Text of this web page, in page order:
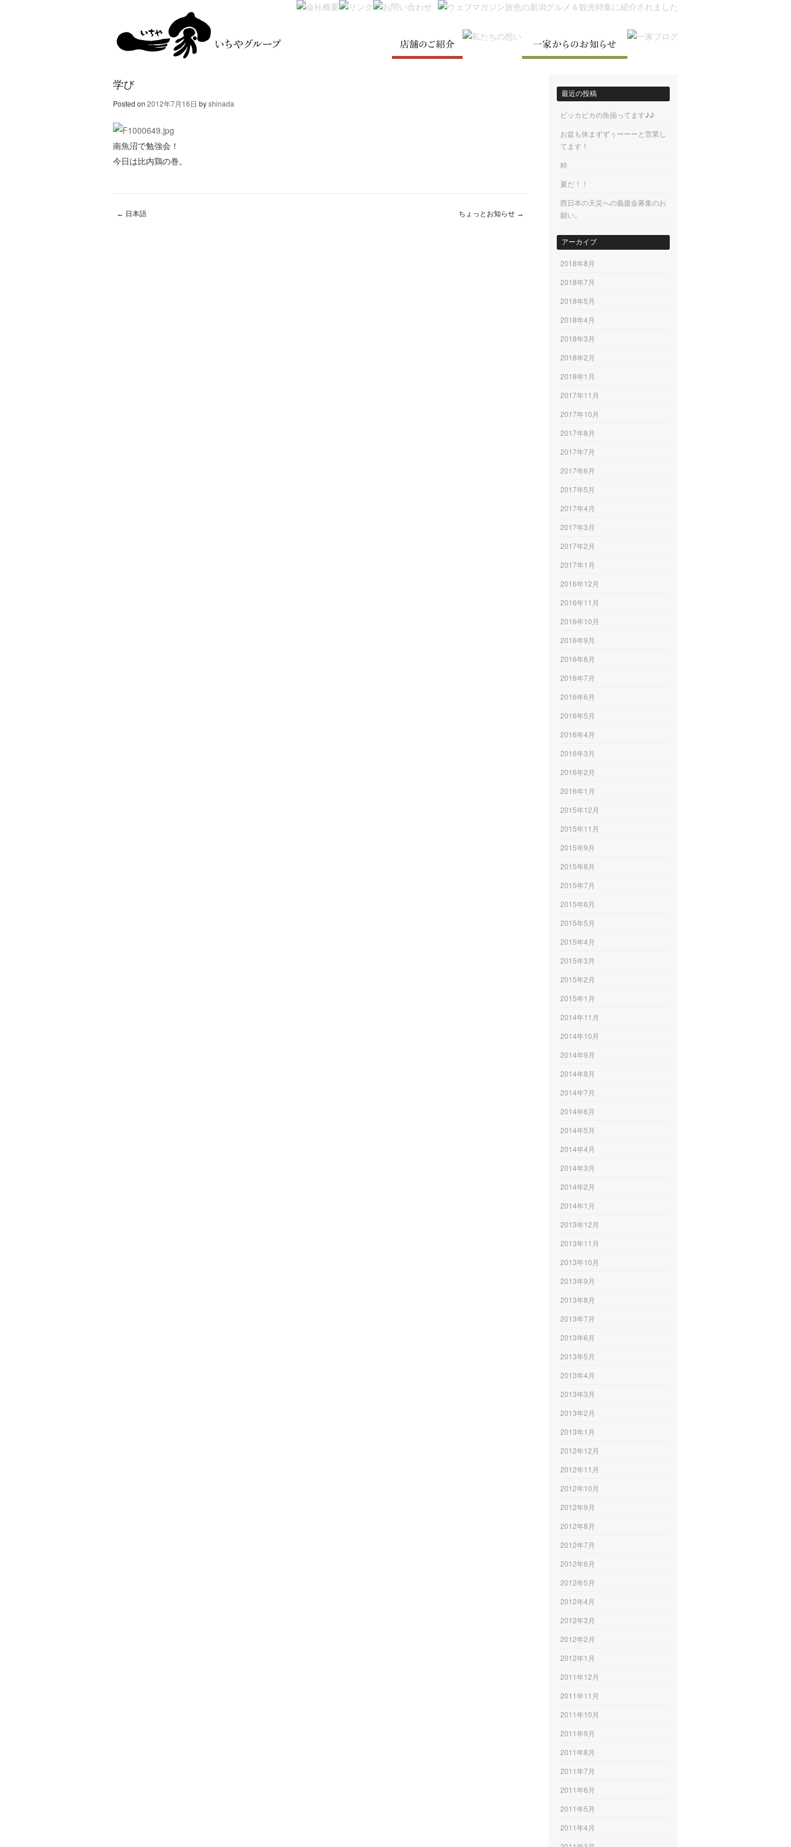
学び
Posted on 2012年7月16日 byshinada
南魚沼で勉強会！
今日は比内鶏の巻。
← 日本語 ちょっとお知らせ →
最近の投稿
ピッカピカの魚揃ってます♪♪
お盆も休まずずぅーーーと営業し
てます！
粋
夏だ！！
西日本の天災への義援金募集のお
願い。
アーカイブ
2018年8月
2018年7月
2018年5月
2018年4月
2018年3月
2018年2月
2018年1月
2017年11月
2017年10月
2017年8月
2017年7月
2017年6月
2017年5月
2017年4月
2017年3月
2017年2月
2017年1月
2016年12月
2016年11月
2016年10月
2016年9月
2016年8月
2016年7月
2016年6月
2016年5月
2016年4月
2016年3月
2016年2月
2016年1月
2015年12月
2015年11月
2015年9月
2015年8月
2015年7月
2015年6月
2015年5月
2015年4月
2015年3月
2015年2月
2015年1月
2014年11月
2014年10月
2014年9月
2014年8月
2014年7月
2014年6月
2014年5月
2014年4月
2014年3月
2014年2月
2014年1月
2013年12月
2013年11月
2013年10月
2013年9月
2013年8月
2013年7月
2013年6月
2013年5月
2013年4月
2013年3月
2013年2月
2013年1月
2012年12月
2012年11月
2012年10月
2012年9月
2012年8月
2012年7月
2012年6月
2012年5月
2012年4月
2012年3月
2012年2月
2012年1月
2011年12月
2011年11月
2011年10月
2011年9月
2011年8月
2011年7月
2011年6月
2011年5月
2011年4月